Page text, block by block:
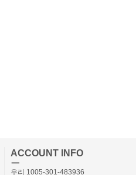
ACCOUNT INFO
ㅡ
우리 1005-301-483936